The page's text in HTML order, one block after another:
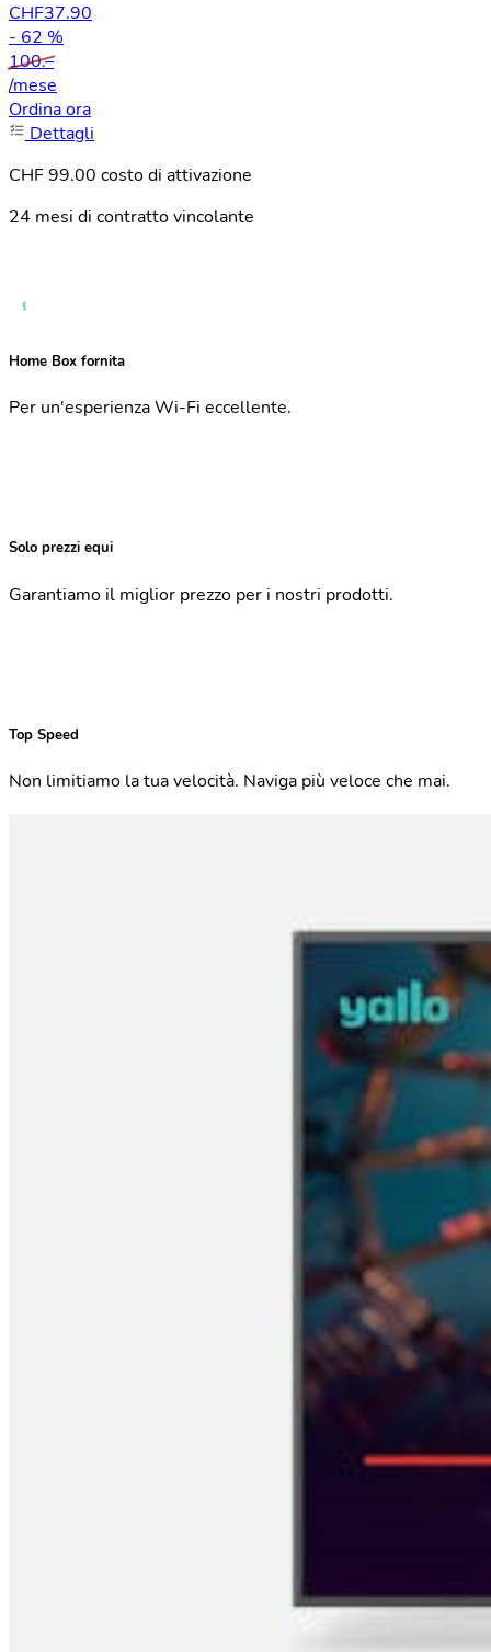
CHF37.90
- 62 %
100.–
/mese
Ordina ora
Dettagli
CHF 99.00 costo di attivazione
24 mesi di contratto vincolante
Home Box fornita
Per un'esperienza Wi-Fi eccellente.
Solo prezzi equi
Garantiamo il miglior prezzo per i nostri prodotti.
Top Speed
Non limitiamo la tua velocità. Naviga più veloce che mai.